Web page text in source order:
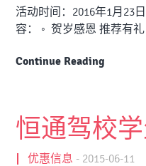
活动时间：2016年1月23
容： ◦ 贺岁感恩 推荐有
Continue Reading
恒通驾校
优惠信息 - 2015-06-11